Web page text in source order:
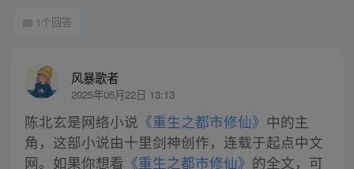
1个回答
风暴歌者
2025年05月22日 13:13
陈北玄是网络小说 《重生之都市修仙》 中的主
角，这部小说由十里剑神创作，连载于起点中文
网。如果你想看 《重生之都市修仙》 的全文，可